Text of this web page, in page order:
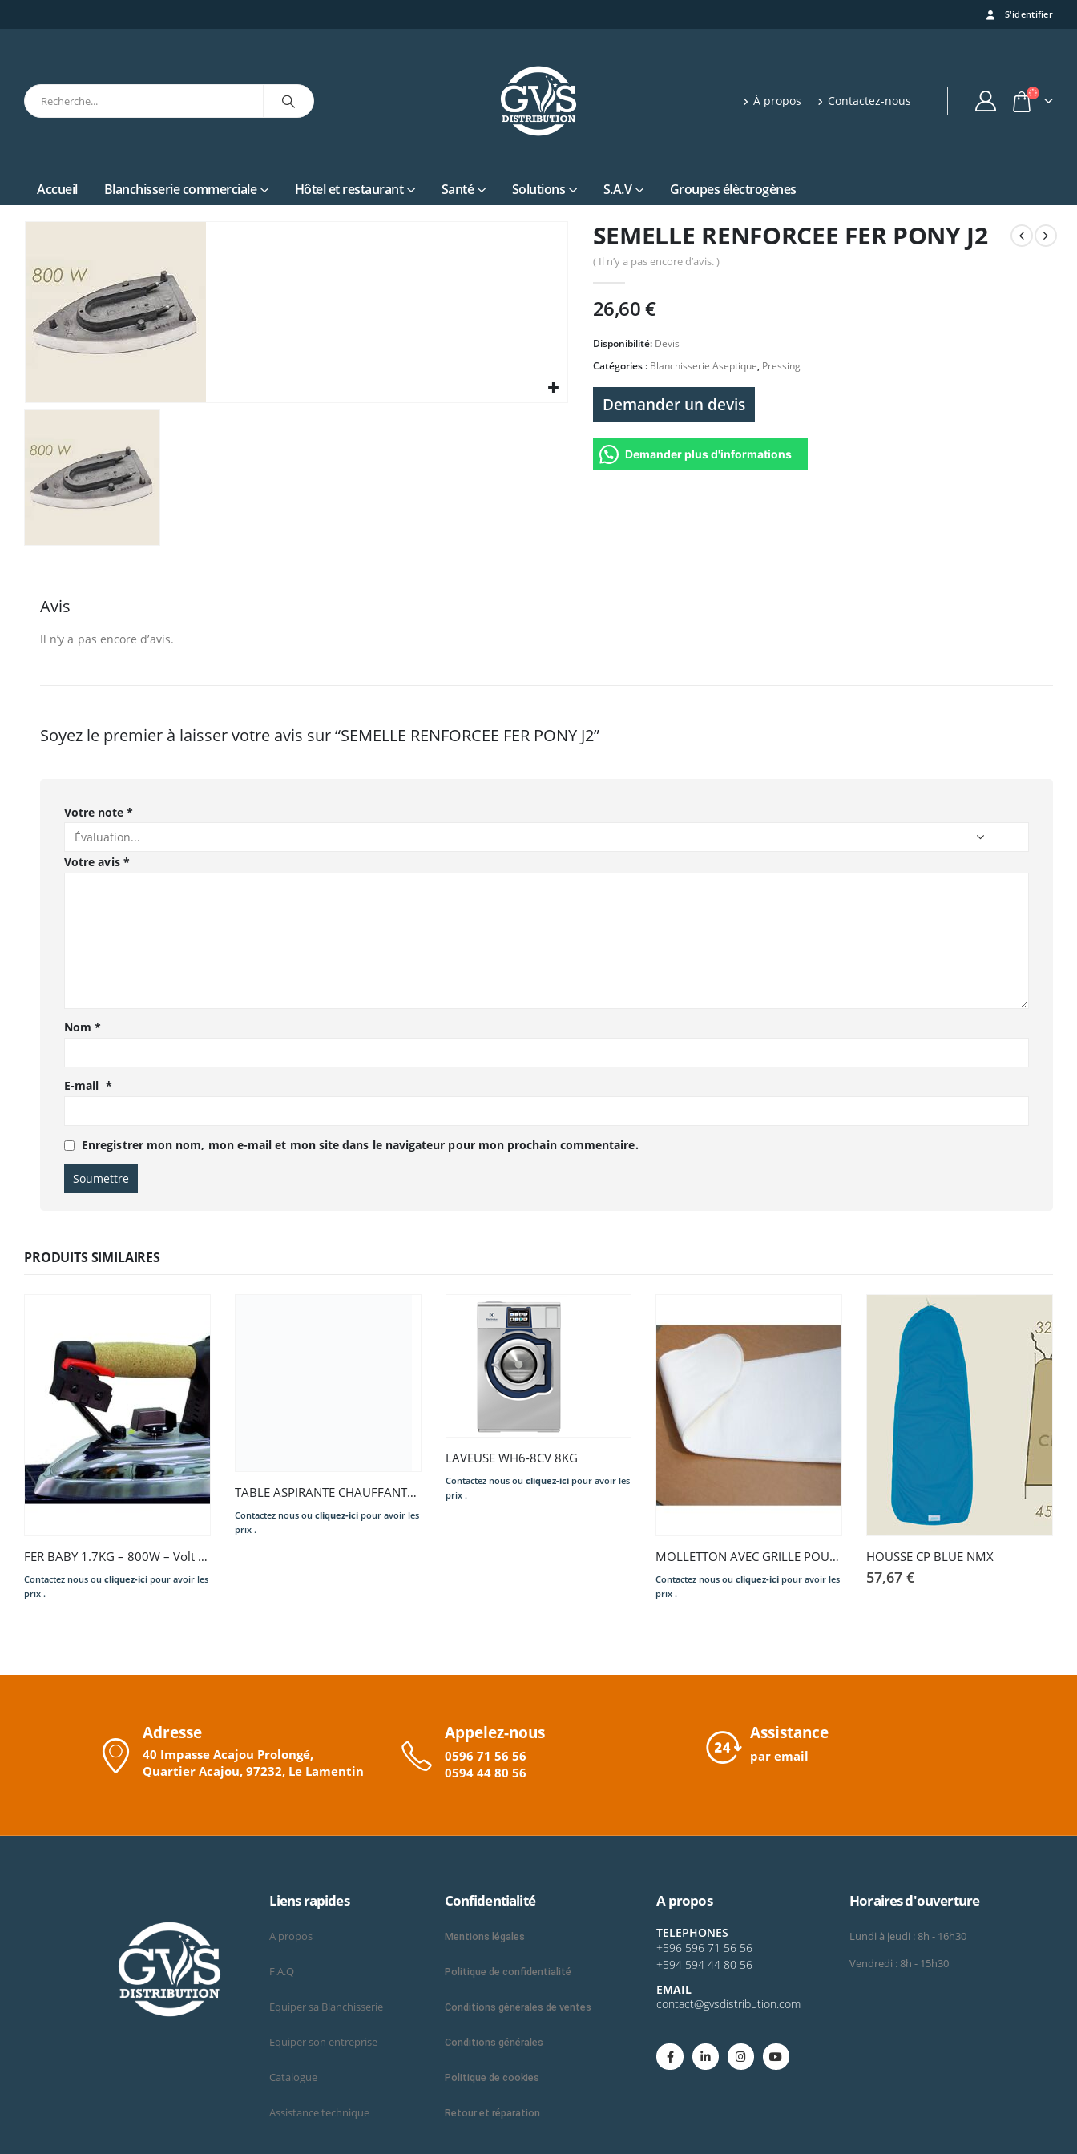
S'identifier
À propos Contactez-nous
Accueil Blanchisserie commerciale Hôtel et restaurant Santé Solutions S.A.V Groupes élèctrogènes
SEMELLE RENFORCEE FER PONY J2
( Il n’y a pas encore d’avis. )
26,60€
Disponibilité: Devis
Catégories : Blanchisserie Aseptique, Pressing
Demander un devis
Demander plus d'informations
Avis
Il n’y a pas encore d’avis.
Soyez le premier à laisser votre avis sur “SEMELLE RENFORCEE FER PONY J2”
Votre note *
Votre avis *
Nom*
E-mail *
Enregistrer mon nom, mon e-mail et mon site dans le navigateur pour mon prochain commentaire.
PRODUITS SIMILAIRES
FER BABY 1.7KG – 800W – Volt 230-1-50HZ
Contactez nous ou cliquez-ici pour avoir les
prix .
LAVEUSE WH6-8CV 8KG
Contactez nous ou cliquez-icipour avoir les
prix .
MOLLETTON AVEC GRILLE POUR TABLE MAXI
Contactez nous oucliquez-ici pour avoir les
prix .
HOUSSE CP BLUE NMX
57,67€
Adresse
40 Impasse Acajou Prolongé,
Quartier Acajou, 97232, Le Lamentin
Appelez-nous
0596 71 56 56
0594 44 80 56
Assistance
par email
Liens rapides
A propos
F.A.Q
Equiper sa Blanchisserie
Equiper son entreprise
Catalogue
Assistance technique
Confidentialité
Mentions légales
Politique de confidentialité
Conditions générales de ventes
Conditions générales
Politique de cookies
Retour et réparation
A propos
TELEPHONES
+596 596 71 56 56
+594 594 44 80 56
EMAIL
contact@gvsdistribution.com
Horaires d'ouverture
Lundi à jeudi : 8h - 16h30
Vendredi : 8h - 15h30